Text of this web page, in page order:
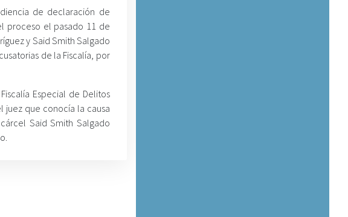
de declaración de
proceso el pasado 11 de
y Said Smith Salgado
de la Fiscalía, por
Especial de Delitos
juez que conocía la causa
Said Smith Salgado